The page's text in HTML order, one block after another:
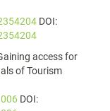
DOI:
access for
of Tourism
DOI: